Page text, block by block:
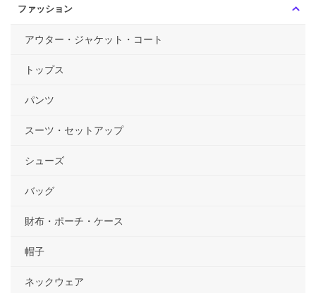
ファッション
アウター・ジャケット・コート
トップス
パンツ
スーツ・セットアップ
シューズ
バッグ
財布・ポーチ・ケース
帽子
ネックウェア